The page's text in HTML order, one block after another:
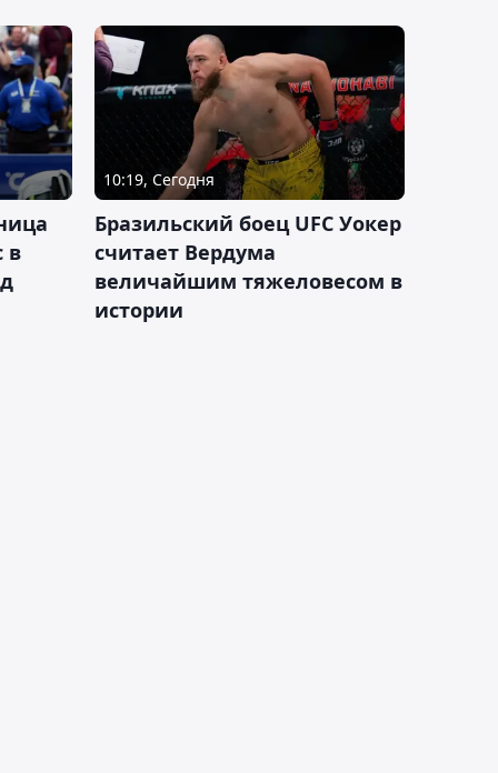
в
10:19, Сегодня
Бразильский боец UFC Уокер
считает Вердума
величайшим тяжеловесом в
истории